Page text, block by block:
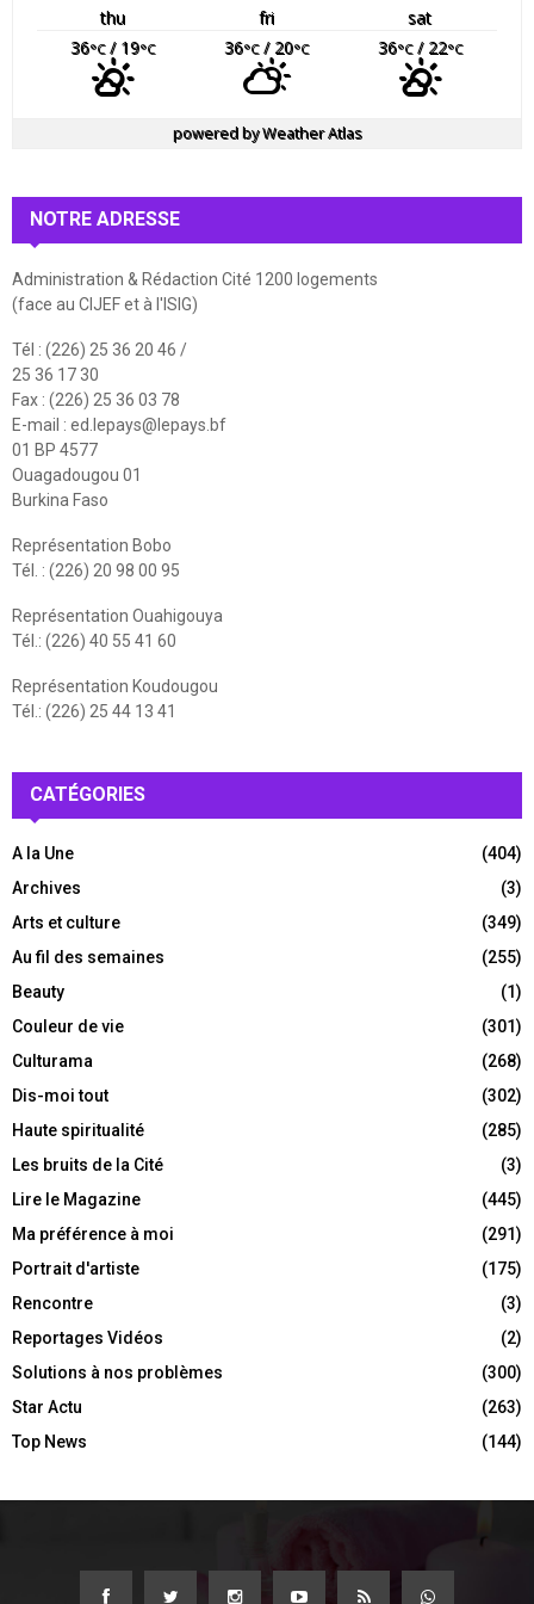
thu fri
sat
36°C/ 19°C 36°C/ 20°C 36°C/ 22°C
powered byWeather Atlas
NOTRE ADRESSE
Administration & Rédaction Cité 1200 logements
(face au CIJEF et à l'ISIG)
Tél : (226) 25 36 20 46 /
25 36 17 30
Fax : (226) 25 36 03 78
E-mail : ed.lepays@lepays.bf
01 BP 4577
Ouagadougou 01
Burkina Faso
Représentation Bobo
Tél. : (226) 20 98 00 95
Représentation Ouahigouya
Tél.: (226) 40 55 41 60
Représentation Koudougou
Tél.: (226) 25 44 13 41
CATÉGORIES
A la Une
(404)
Archives
(3)
Arts et culture
(349)
Au fil des semaines
(255)
Beauty
(1)
Couleur de vie
(301)
Culturama
(268)
Dis-moi tout
(302)
Haute spiritualité
(285)
Les bruits de la Cité
(3)
Lire le Magazine
(445)
Ma préférence à moi
(291)
Portrait d'artiste
(175)
Rencontre
(3)
Reportages Vidéos
(2)
Solutions à nos problèmes
(300)
Star Actu
(263)
Top News
(144)